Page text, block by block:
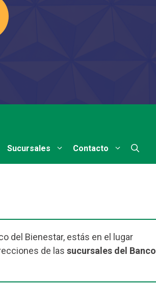
Sucursales Contacto
del Bienestar, estás en el lugar
de las sucursales del Banco